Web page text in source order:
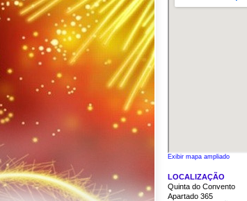
Exibir mapa ampliado
LOCALIZAÇÃO
Quinta do Convento
Apartado 365